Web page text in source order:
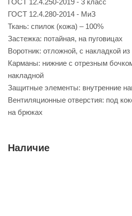
ГОСТ 12.4.250-2019 - 3 класс
ГОСТ 12.4.280-2014 - МиЗ
Ткань: спилок (кожа) – 100%
Застежка: потайная, на пуговицах
Воротник: отложной, с накладкой
Карманы: нижние с отрезным
накладной
Защитные элементы: внутренние
Вентиляционные отверстия: под
на брюках
Наличие